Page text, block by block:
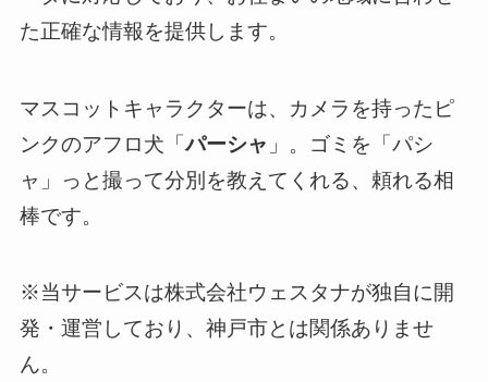
た正確な情報を提供します。
マスコットキャラクターは、カメラを持ったピ
ンクのアフロ犬「パーシャ 」。ゴミを「パシ
ャ」っと撮って分別を教えてくれる、頼れる相
棒です。
※当サービスは株式会社ウェスタナが独自に開
発・運営しており、神戸市とは関係ありませ
ん。